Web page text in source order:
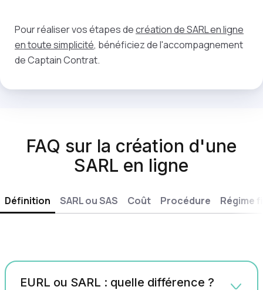
Pour réaliser vos étapes decréation de SARL en ligne
en toute simplicité, bénéficiez de l'accompagnement
de Captain Contrat.
FAQ sur la création d'une
SARL en ligne
Définition SARL ou SAS Coût Procédure Régime
EURL ou SARL : quelle différence ?